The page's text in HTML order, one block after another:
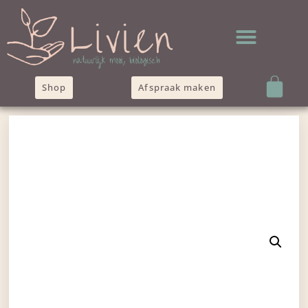
Shop Afspraak maken